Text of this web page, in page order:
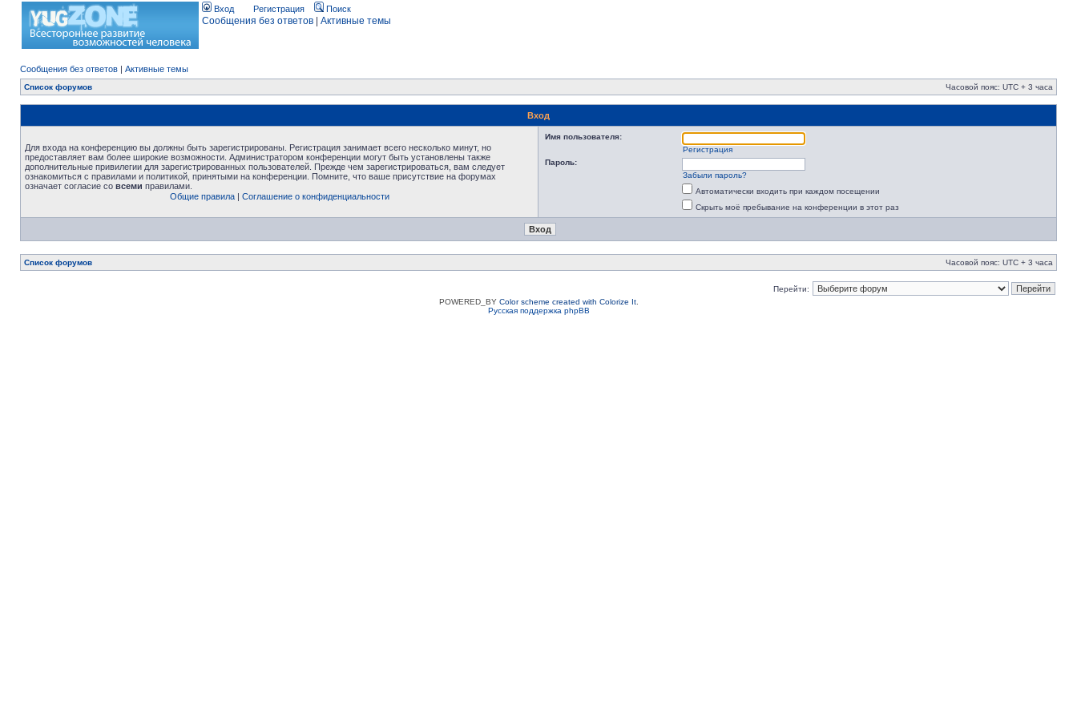
Вход Регистрация Поиск
Сообщения без ответов Активные темы
Сообщения без ответов | Активные темы
Список форумов Часовой пояс: UTC + 3 часа
Вход
Для входа на конференцию вы должны быть зарегистрированы. Регистрация занимает всего несколько минут, но
предоставляет вам более широкие возможности. Администратором конференции могут быть установлены также
дополнительные привилегии для зарегистрированных пользователей. Прежде чем зарегистрироваться, вам следует
ознакомиться с правилами и политикой, принятыми на конференции. Помните, что ваше присутствие на форумах
означает согласие со всеми правилами.
Общие правила| Соглашение о конфиденциальности
Имя пользователя:
Регистрация
Пароль:
Забыли пароль?
Автоматически входить при каждом посещении
Скрыть моё пребывание на конференции в этот раз
Список форумов Часовой пояс: UTC + 3 часа
Перейти:
POWERED_BY Color scheme created with Colorize It.
Русская поддержка phpBB